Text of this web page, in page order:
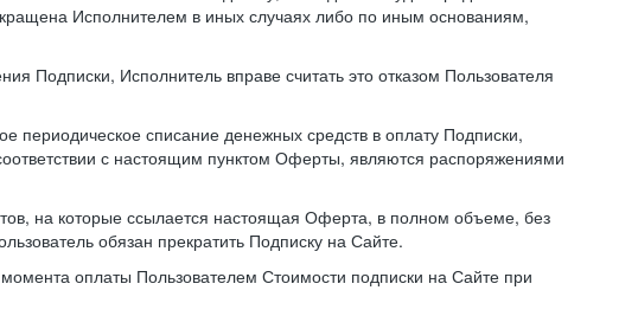
Исполнителем в иных случаях либо по иным основаниям,
Подписки, Исполнитель вправе считать это отказом Пользователя
периодическое списание денежных средств в оплату Подписки,
с настоящим пунктом Оферты, являются распоряжениями
на которые ссылается настоящая Оферта, в полном объеме, без
обязан прекратить Подписку на Сайте.
оплаты Пользователем Стоимости подписки на Сайте при